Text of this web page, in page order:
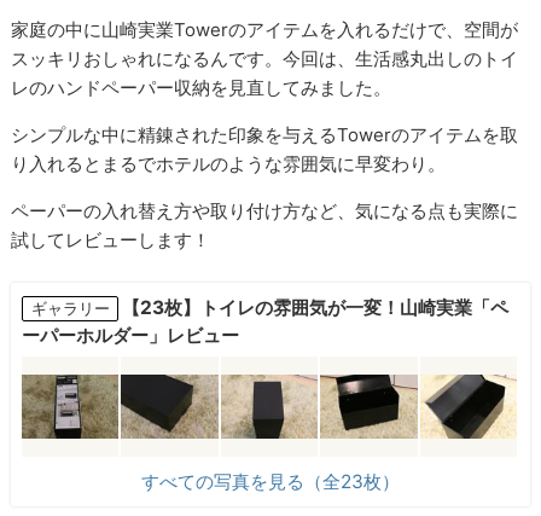
家庭の中に山崎実業Towerのアイテムを入れるだけで、空間が
スッキリおしゃれになるんです。今回は、生活感丸出しのトイ
レのハンドペーパー収納を見直してみました。
シンプルな中に精錬された印象を与えるTowerのアイテムを取
り入れるとまるでホテルのような雰囲気に早変わり。
ペーパーの入れ替え方や取り付け方など、気になる点も実際に
試してレビューします！
ギャラリー
【23枚】トイレの雰囲気が一変！山崎実業「ペ
ーパーホルダー」レビュー
すべての写真を見る（全23枚）